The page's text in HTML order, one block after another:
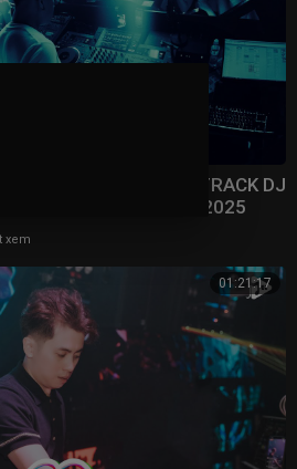
CHƠI (VOL.2) - FULL TRACK DJ
BAY PHÒNG 2025
xem
01:21:17